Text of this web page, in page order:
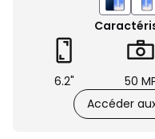
6.2" 50
Accéder